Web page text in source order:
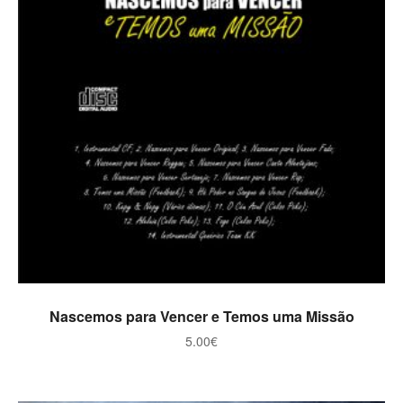
ADICIONAR
Nascemos para Vencer e Temos uma Missão
5.00€